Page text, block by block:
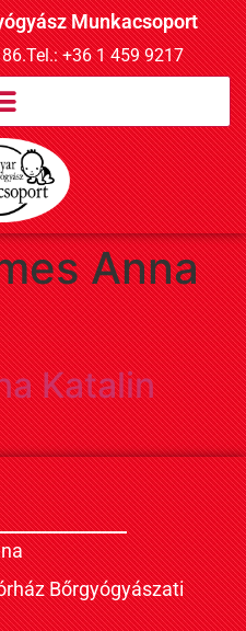
Munkacsoport
Tel.: +36 1 459 9217
Anna
Katalin
Bőrgyógyászati